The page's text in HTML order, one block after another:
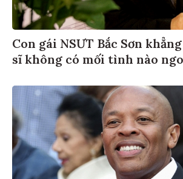
Con gái NSƯT Bắc Sơn
sĩ không có mối tình nào